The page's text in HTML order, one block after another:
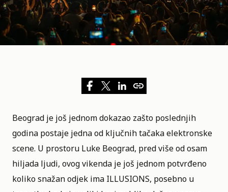
Beograd je još jednom dokazao zašto poslednjih
godina postaje jedna od ključnih tačaka elektronske
scene. U prostoru Luke Beograd, pred više od osam
hiljada ljudi, ovog vikenda je još jednom potvrđeno
koliko snažan odjek ima ILLUSIONS, posebno u